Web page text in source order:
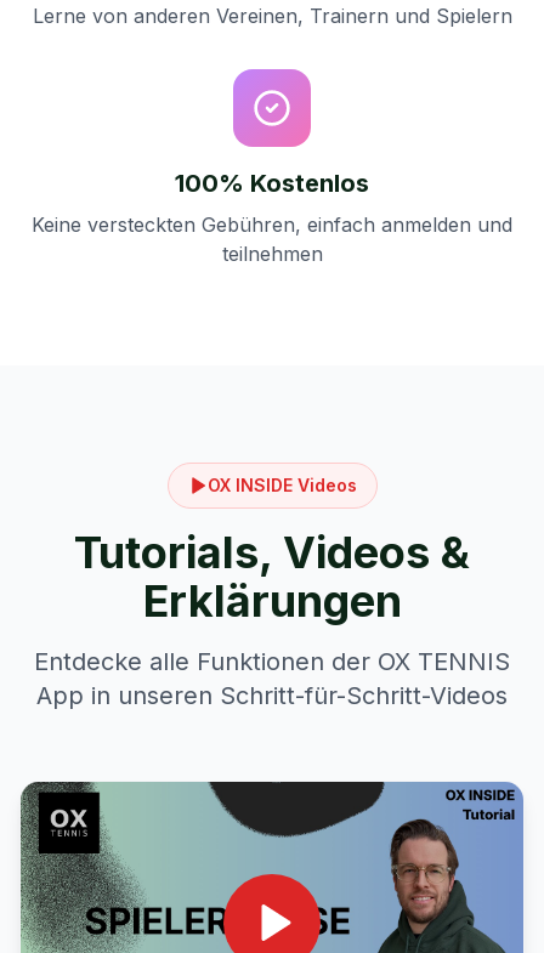
Lerne von anderen Vereinen, Trainern und Spielern
100% Kostenlos
Keine versteckten Gebühren, einfach anmelden und
teilnehmen
OX INSIDE Videos
Tutorials, Videos &
Erklärungen
Entdecke alle Funktionen der OX TENNIS
App in unseren Schritt-für-Schritt-Videos